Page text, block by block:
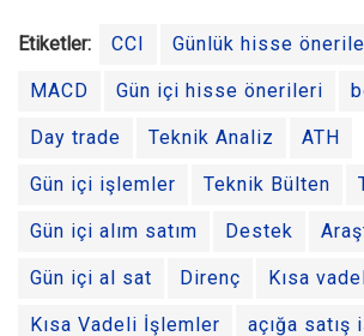
Etiketler: CCI Günlük hisse
MACD Gün içi hisse önerileri
Day trade Teknik Analiz ATH
Gün içi işlemler Teknik Bülten
Gün içi alım satım Destek
Gün içi al sat Direnç Kısa
Kısa Vadeli İşlemler açığa satış